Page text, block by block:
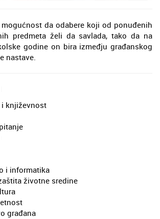
da odabere koji od ponuđenih
predmeta želi da savlada, tako da na
godine on bira izmeđju građanskog
nastave.
književnost
i informatika
životne sredine
građana